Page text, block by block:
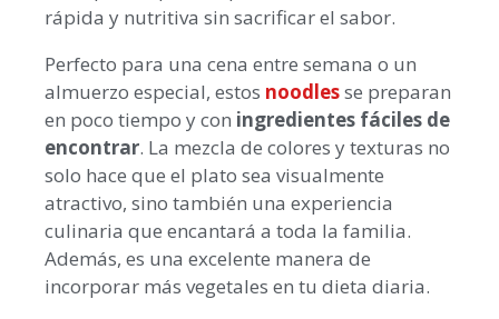
rápida y nutritiva sin sacrificar el sabor.
Perfecto para una cena entre semana o un
almuerzo especial, estos noodlesse preparan
en poco tiempo y con ingredientes fáciles de
encontrar. La mezcla de colores y texturas no
solo hace que el plato sea visualmente
atractivo, sino también una experiencia
culinaria que encantará a toda la familia.
Además, es una excelente manera de
incorporar más vegetales en tu dieta diaria.